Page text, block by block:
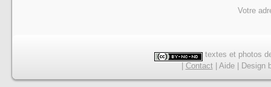
Votre
textes et photos
Contact| Aide| Design